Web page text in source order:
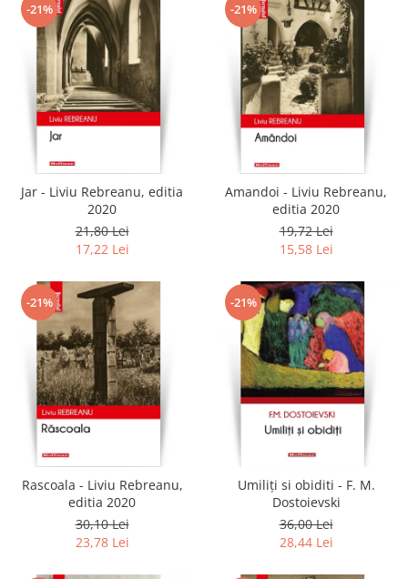
-21%
Jar - Liviu Rebreanu, editia
2020
21,80 Lei
17,22 Lei
-21%
Amandoi - Liviu Rebreanu,
editia 2020
19,72 Lei
15,58 Lei
-21%
Rascoala - Liviu Rebreanu,
editia 2020
30,10 Lei
23,78 Lei
-21%
Umiliți si obiditi - F. M.
Dostoievski
36,00 Lei
28,44 Lei